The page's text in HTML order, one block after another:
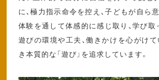
に、極力指示命令を控え、子どもが自ら
体験を通して体感的に感じ取り、学び取
遊びの環境や工夫、働きかけを心がけて
き本質的な「遊び」を追求しています。